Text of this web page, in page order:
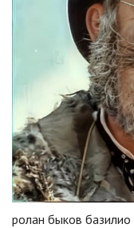
ролан быков базилио